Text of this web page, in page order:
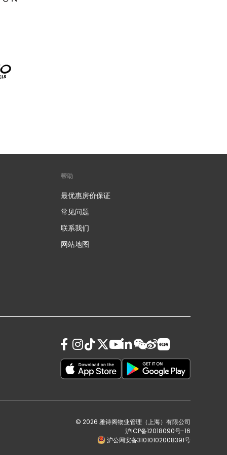
帮助
最优惠房价保证
常见问题
联系我们
网站地图
© 2026 雅诗阁物业管理（上海）有限公司
沪ICP备12018090号-16
沪公网安备31010102008391号